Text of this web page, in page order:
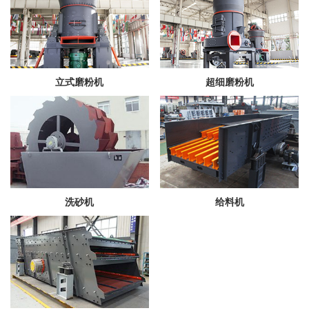
立式磨粉机 超细磨粉机
洗砂机 给料机